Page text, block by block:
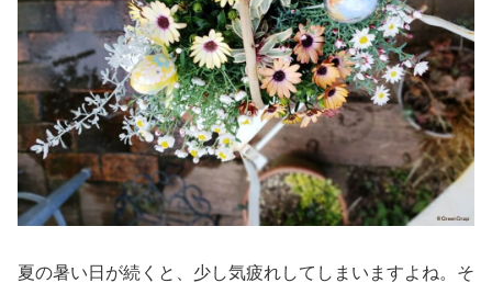
夏の暑い日が続くと、少し気疲れしてしまいますよね。そ